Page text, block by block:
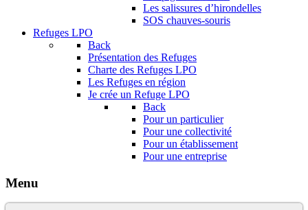
Les salissures d’hirondelles
SOS chauves-souris
Refuges LPO
Back
Présentation des Refuges
Charte des Refuges LPO
Les Refuges en région
Je crée un Refuge LPO
Back
Pour un particulier
Pour une collectivité
Pour un établissement
Pour une entreprise
Menu